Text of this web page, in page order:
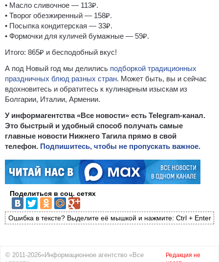
• Масло сливочное — 113₽.
• Творог обезжиренный — 158₽.
• Посыпка кондитерская — 33₽.
• Формочки для куличей бумажные — 59₽.
Итого: 865₽ и бесподобный вкус!
А под Новый год мы делились подборкой традиционных
праздничных блюд разных стран. Может быть, вы и сейчас
вдохновитесь и обратитесь к кулинарным изыскам из
Болгарии, Италии, Армении.
У информагентства «Все новости» есть Telegram-канал.
Это быстрый и удобный способ получать самые
главные новости Нижнего Тагила прямо в свой
телефон. Подпишитесь, чтобы не пропускать важное.
Поделиться в соц. сетях
Ошибка в тексте? Выделите её мышкой и нажмите: Ctrl + Enter
© 2011-2026«Информационное агентство «Все
Редакция не